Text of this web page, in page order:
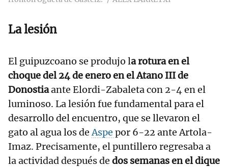
La lesión
El guipuzcoano se produjo la rotura en el
choque del 24 de enero en el Atano III de
Donostiaante Elordi-Zabaleta con 2-4 en el
luminoso. La lesión fue fundamental para el
desarrollo del encuentro, que se llevaron el
gato al agua los deAspe por 6-22 ante Artola-
Imaz. Precisamente, el puntillero regresaba a
la actividad después de dos semanas en el dique